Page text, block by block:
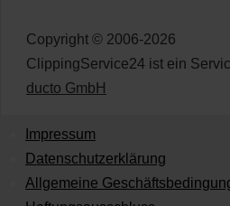
Copyright © 2006-2026
ClippingService24 ist ein
ducto GmbH
Impressum
Datenschutzerklärung
Allgemeine